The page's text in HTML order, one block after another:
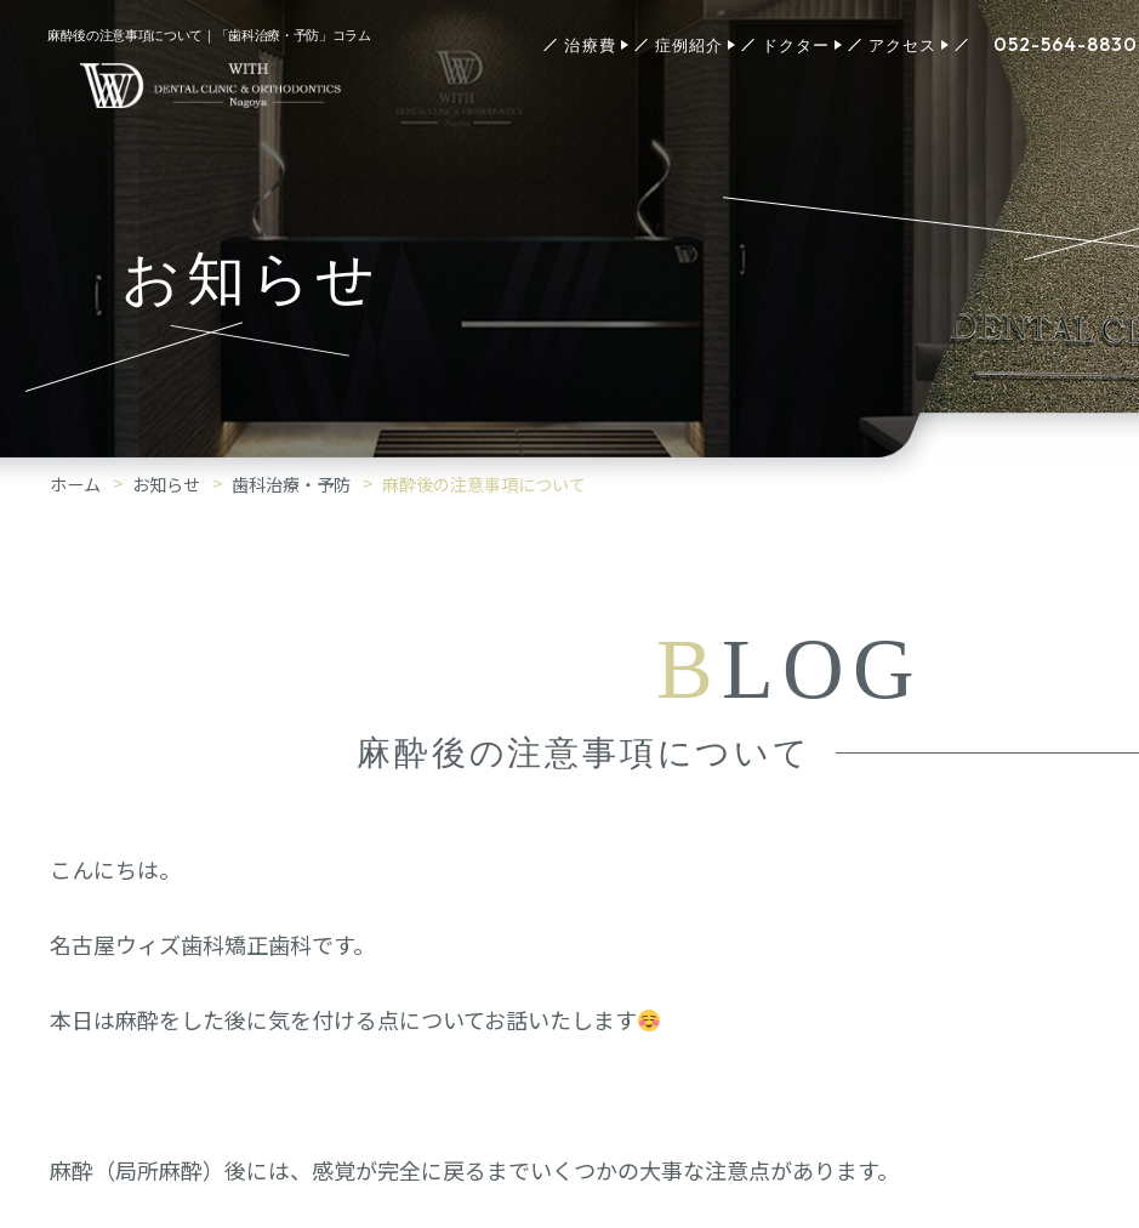
麻酔後の注意事項について｜「歯科治療・予防」コラム
治療費 症例紹介 ドクター アクセス 052-564-8830
お知らせ
ホーム お知らせ 歯科治療・予防 麻酔後の注意事項について
BLOG
麻酔後の注意事項について
こんにちは。
名古屋ウィズ歯科矯正歯科です。
本日は麻酔をした後に気を付ける点についてお話いたします
麻酔（局所麻酔）後には、感覚が完全に戻るまでいくつかの大事な注意点があります。